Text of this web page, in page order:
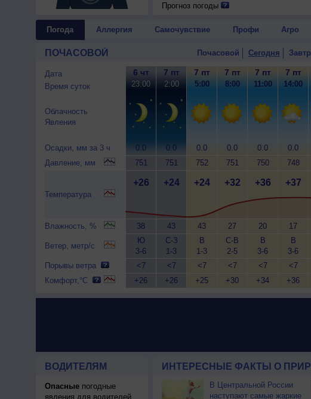
Прогноз погоды
Погода Аллергия Самочувствие Профи Агро
ПОЧАСОВОЙ Почасовой Сегодня
Дата
Время суток
Облачность
Явления
Осадки, мм за 3 ч
Давление, мм
Температура
Влажность, %
Ветер, метр/с
Порывы ветра
Комфорт,°C
6 чт
23:00
0.0
751
+26
38
Ю
3-6
<7
+26
7 пт
2:00
0.0
751
+24
43
С-З
1-3
<7
+26
7 пт
5:00
0.0
752
+24
43
В
1-3
<7
+25
7 пт
8:00
0.0
751
+32
27
С-В
2-5
<7
+30
7 пт
11:00
0.0
750
+36
20
В
3-6
<7
+34
7 пт
14:00
0.0
748
+37
17
В
3-6
<7
+36
ВОДИТЕЛЯМ
Опасныепогодные
явления для водителей
ИНТЕРЕСНЫЕ ФАКТЫ О
В Центральной России
наступают самые жаркие